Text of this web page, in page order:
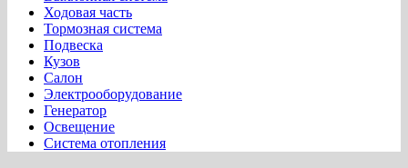
Ходовая часть
Тормозная система
Подвеска
Кузов
Салон
Электрооборудование
Генератор
Освещение
Система отопления